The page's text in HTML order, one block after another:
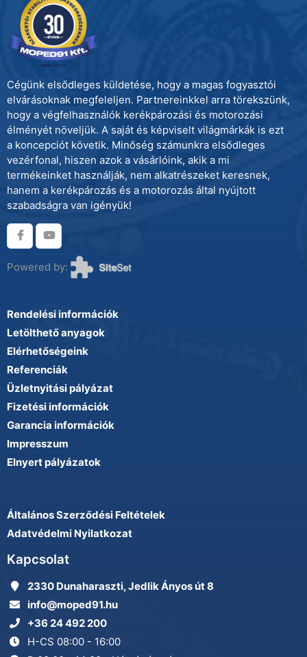
Cégünk elsődleges küldetése, hogy a magas fogyasztói
elvárásoknak megfeleljen. Partnereinkkel arra törekszünk,
hogy a végfelhasználók kerékpározási és motorozási
élményét növeljük. A saját és képviselt világmárkák is ezt
a koncepciót követik. Minőség számunkra elsődleges
vezérfonal, hiszen azok a vásárlóink, akik a mi
termékeinket használják, nem alkatrészeket keresnek,
hanem a kerékpározás és a motorozás által nyújtott
szabadságra van igényük!
Powered by:
Rendelési információk
Letölthető anyagok
Elérhetőségeink
Referenciák
Üzletnyitási pályázat
Fizetési információk
Garancia információk
Impresszum
Elnyert pályázatok
Általános Szerződési Feltételek
Adatvédelmi Nyilatkozat
Kapcsolat
2330 Dunaharaszti, Jedlik Ányos út 8
info@moped91.hu
+36 24 492 200
H-CS 08:00 - 16:00